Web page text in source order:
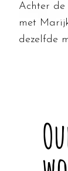
Achter
met
dezelfde